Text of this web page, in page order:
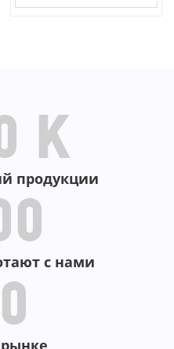
K
продукции
с нами